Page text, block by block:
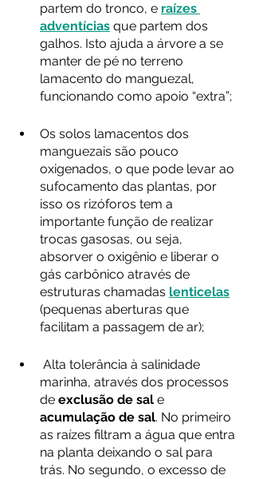
partem do tronco, e raízes
adventícias que partem dos
galhos. Isto ajuda a árvore a se
manter de pé no terreno
lamacento do manguezal,
funcionando como apoio “extra”;
Os solos lamacentos dos
manguezais são pouco
oxigenados, o que pode levar ao
sufocamento das plantas, por
isso os rizóforos tem a
importante função de realizar
trocas gasosas, ou seja,
absorver o oxigênio e liberar o
gás carbônico através de
estruturas chamadas lenticelas
(pequenas aberturas que
facilitam a passagem de ar);
marinha, através dos processos
de exclusão de sal e
acumulação de sal. No primeiro
as raízes filtram a água que entra
na planta deixando o sal para
trás. No segundo, o excesso de